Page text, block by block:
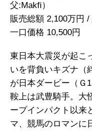
父:Makfi）
販売総額 2,100万円 /
一口価格 10,500円
東日本大震災が起こ
いを背負いキズナ（
が日本ダービー（Ｇ
鞍上は武豊騎手。大
ープインパクト以来
マ、競馬のロマンに